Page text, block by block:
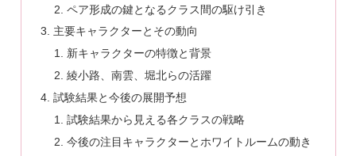
ペア形成の鍵となるクラス間の駆け引き
主要キャラクターとその動向
新キャラクターの特徴と背景
綾小路、南雲、堀北らの活躍
試験結果と今後の展開予想
試験結果から見える各クラスの戦略
今後の注目キャラクターとホワイトルームの動き